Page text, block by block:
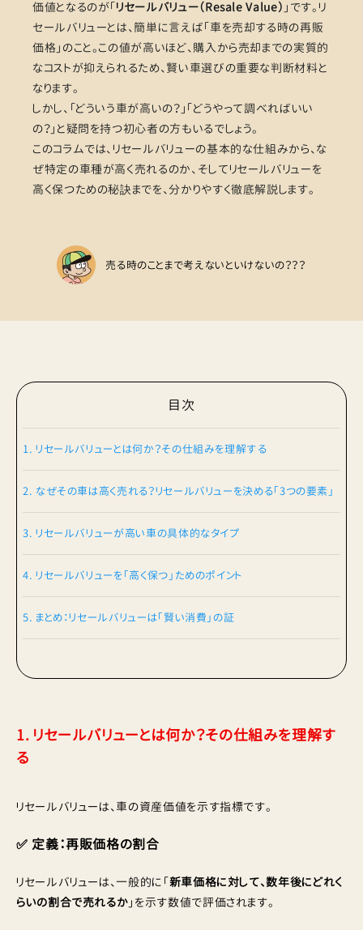
価値となるのが「リセールバリュー（Resale Value） 」です。リ
セールバリューとは、簡単に言えば「車を売却する時の再販
価格」のこと。この値が高いほど、購入から売却までの実質的
なコストが抑えられるため、賢い車選びの重要な判断材料と
なります。
しかし、「どういう車が高いの？」「どうやって調べればいい
の？」と疑問を持つ初心者の方もいるでしょう。
このコラムでは、リセールバリューの基本的な仕組みから、な
ぜ特定の車種が高く売れるのか、そしてリセールバリューを
高く保つための秘訣までを、分かりやすく徹底解説します。
売る時のことまで考えないといけないの？？？
目次
1. リセールバリューとは何か？その仕組みを理解する
2. なぜその車は高く売れる？リセールバリューを決める「3つの要素」
3. リセールバリューが高い車の具体的なタイプ
4. リセールバリューを「高く保つ」ためのポイント
5. まとめ：リセールバリューは「賢い消費」の証
1. リセールバリューとは何か？その仕組みを理解す
る
リセールバリューは、車の資産価値を示す指標です。
✅ 定義：再販価格の割合
リセールバリューは、一般的に「新車価格に対して、数年後にどれく
らいの割合で売れるか 」を示す数値で評価されます。